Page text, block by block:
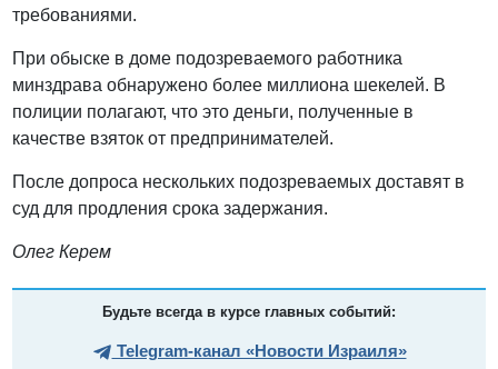
требованиями.
При обыске в доме подозреваемого работника
минздрава обнаружено более миллиона шекелей. В
полиции полагают, что это деньги, полученные в
качестве взяток от предпринимателей.
После допроса нескольких подозреваемых доставят в
суд для продления срока задержания.
Олег Керем
Будьте всегда в курсе главных событий:
Telegram-канал «Новости Израиля»